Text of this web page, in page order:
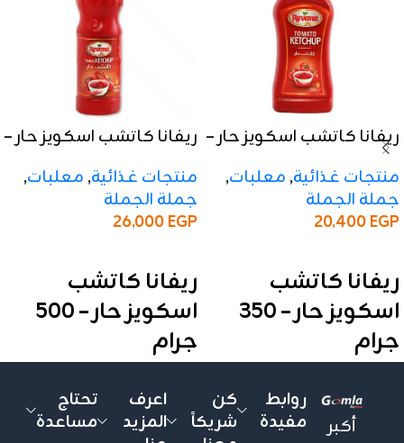
ريفانا كاتشب اسكويز حار –
350 جرام
منتجات غذائية, معلبات,
جملة الجملة
20,400EGP
ريفانا كاتشب
اسكويز حار – 350
جرام
350 جرام
حار
ريفانا كاتشب اسكويز حار –
منتجات غذائية, معلبات,
جملة الجملة
26,000EGP
ريفانا كاتشب
اسكويز حار – 500
جرام
الوزن:
الأنواع:حار
أكبر
روابط
مفيدة
كن
شريكاً
اعرف
المزيد
تحتاج
مساعدة